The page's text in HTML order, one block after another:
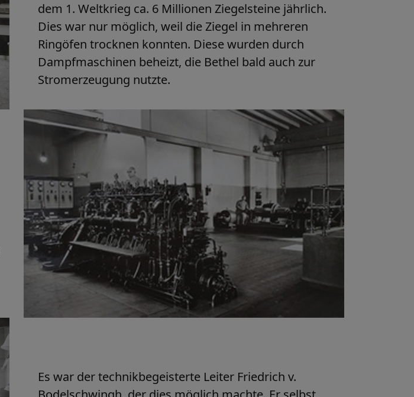
dem 1. Weltkrieg ca. 6 Millionen Ziegelsteine jährlich.
Dies war nur möglich, weil die Ziegel in mehreren
Ringöfen trocknen konnten. Diese wurden durch
Dampfmaschinen beheizt, die Bethel bald auch zur
Stromerzeugung nutzte.
Es war der technikbegeisterte Leiter Friedrich v.